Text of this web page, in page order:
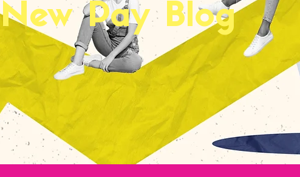
New Pay Blog